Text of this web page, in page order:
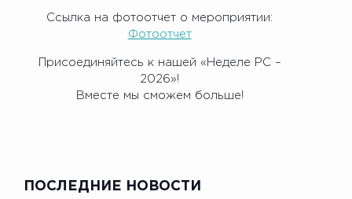
Ссылка на фотоотчет о мероприятии:
Фотоотчет
Присоединяйтесь к нашей «Неделе РС –
2026»!
Вместе мы сможем больше!
ПОСЛЕДНИЕ НОВОСТИ